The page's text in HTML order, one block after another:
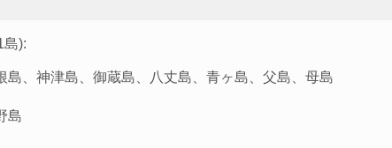
島):
島、神津島、御蔵島、八丈島、青ヶ島、父島、母島
島